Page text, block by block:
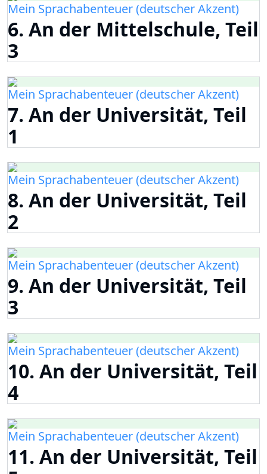
Mein Sprachabenteuer (deutscher Akzent)
6. An der Mittelschule, Teil
3
Mein Sprachabenteuer (deutscher Akzent)
7. An der Universität, Teil
1
Mein Sprachabenteuer (deutscher Akzent)
8. An der Universität, Teil
2
Mein Sprachabenteuer (deutscher Akzent)
9. An der Universität, Teil
3
Mein Sprachabenteuer (deutscher Akzent)
10. An der Universität, Teil
4
Mein Sprachabenteuer (deutscher Akzent)
11. An der Universität, Teil